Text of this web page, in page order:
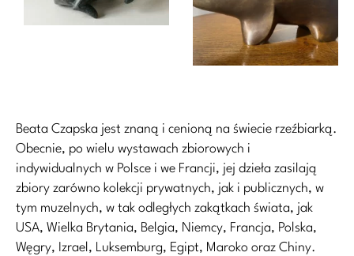
Beata Czapska jest znaną i cenioną na świecie rzeźbiarką.
Obecnie, po wielu wystawach zbiorowych i
indywidualnych w Polsce i we Francji, jej dzieła zasilają
zbiory zarówno kolekcji prywatnych, jak i publicznych, w
tym muzelnych, w tak odległych zakątkach świata, jak
USA, Wielka Brytania, Belgia, Niemcy, Francja, Polska,
Węgry, Izrael, Luksemburg, Egipt, Maroko oraz Chiny.